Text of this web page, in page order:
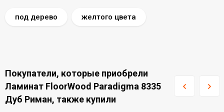
под дерево желтого цвета
Покупатели, которые приобрели
Ламинат FloorWood Paradigma 8335
Дуб Риман, также купили